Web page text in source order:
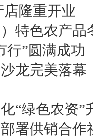
隆重开业
特色农产
行”圆满成功
龙完美落幕
“绿色农资”
署供销合